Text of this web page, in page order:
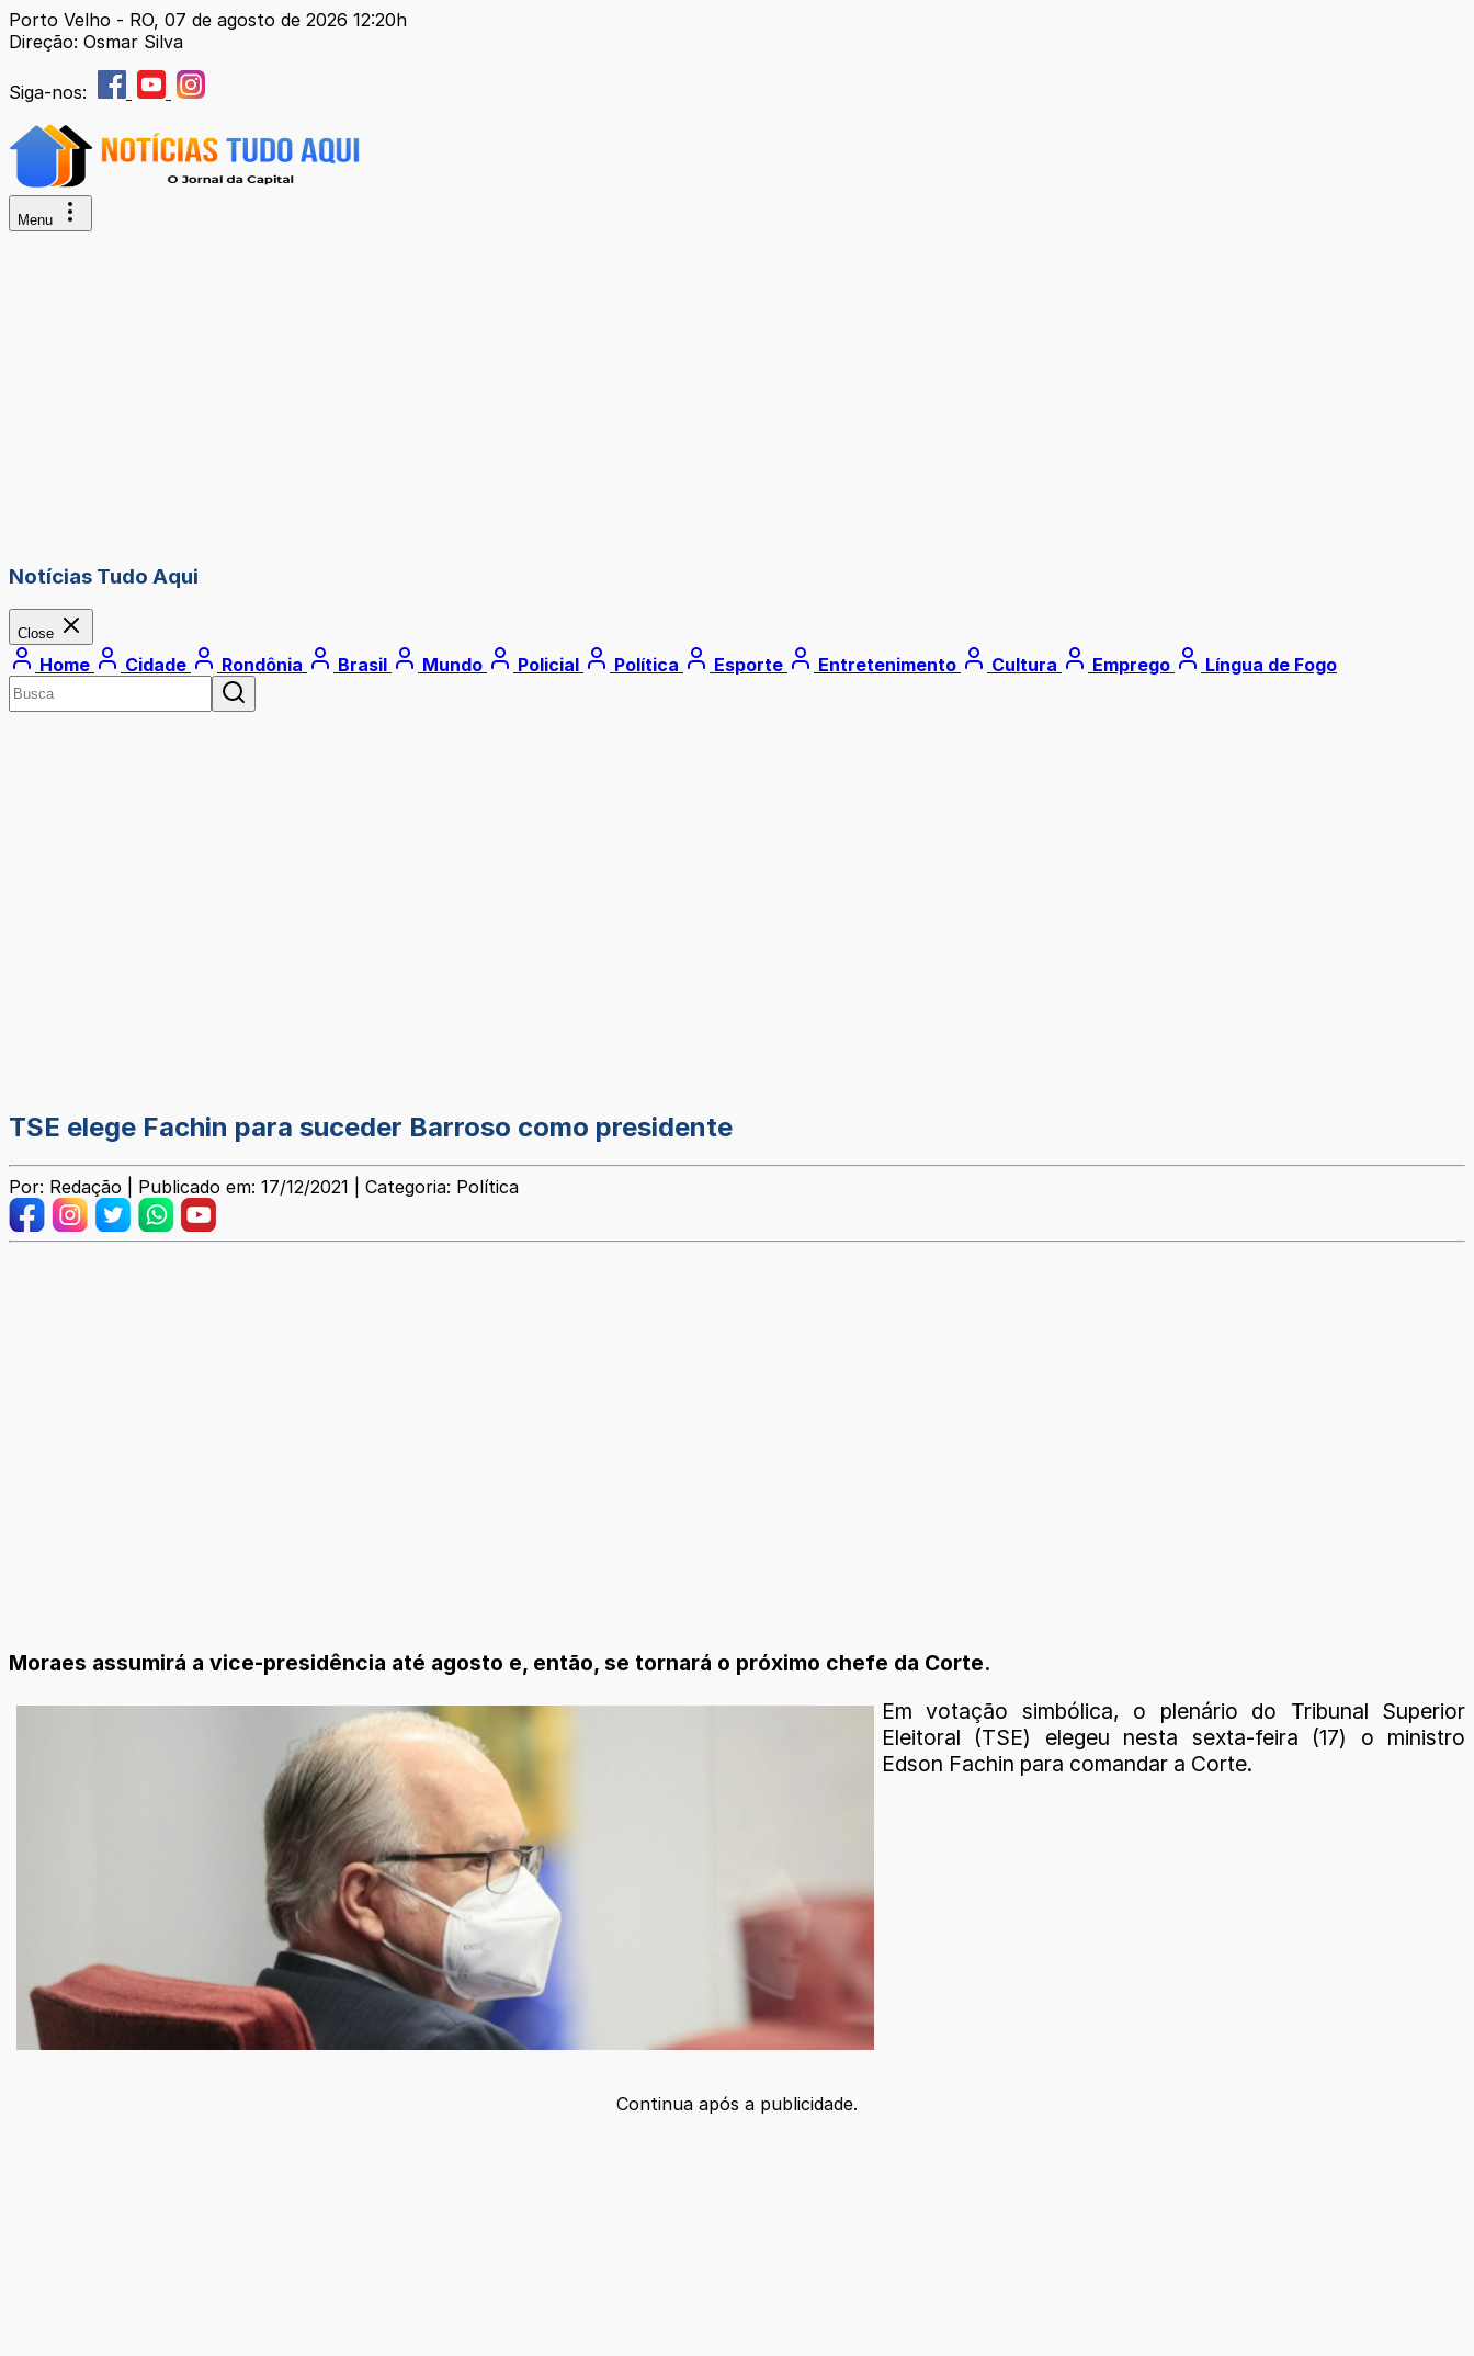
Porto Velho - RO, 07 de agosto de 2026 12:20h
Direção: Osmar Silva
Siga-nos:
Menu
Notícias Tudo Aqui
Close
Home Cidade Rondônia Brasil Mundo Policial Política Esporte Entretenimento Cultura Emprego Língua de Fogo
TSE elege Fachin para suceder Barroso como presidente
Por: Redação | Publicado em: 17/12/2021 | Categoria: Política
Moraes assumirá a vice-presidência até agosto e, então, se tornará o próximo chefe da Corte.
Em votação simbólica, o plenário do Tribunal Superior
Eleitoral (TSE) elegeu nesta sexta-feira (17) o ministro
Edson Fachin para comandar a Corte.
Continua após a publicidade.